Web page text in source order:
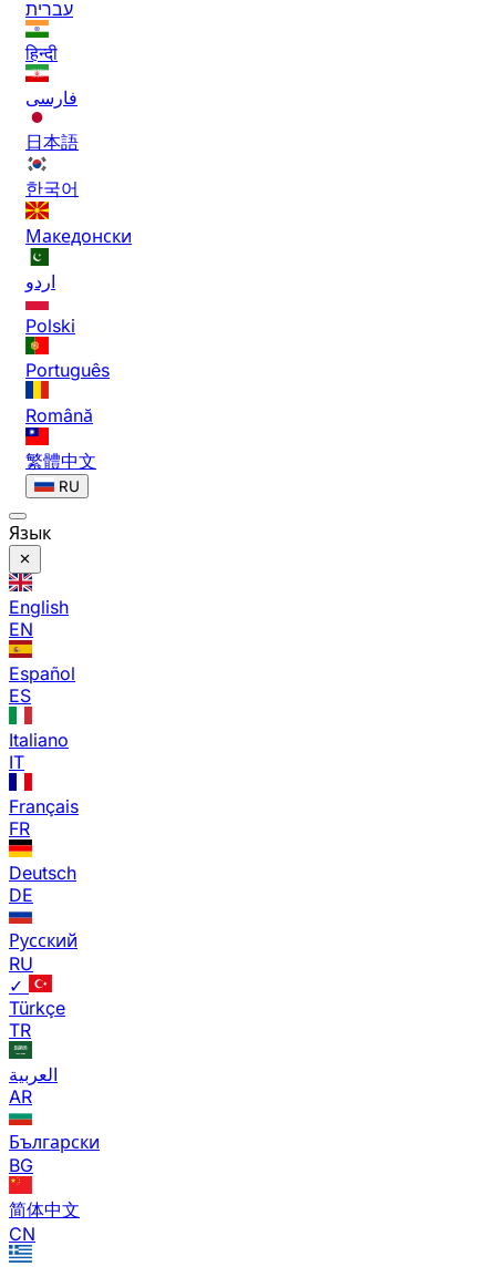
עברית
हिन्दी
فارسی
日本語
한국어
Македонски
اردو
Polski
Português
Română
繁體中文
RU
Язык
English
EN
Español
ES
Italiano
IT
Français
FR
Deutsch
DE
Русский
RU
✓
Türkçe
TR
العربية
AR
Български
BG
简体中文
CN